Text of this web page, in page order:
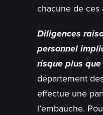
chacune de ces
Diligences
personnel
risque plus
département
effectue une
l’embauche.